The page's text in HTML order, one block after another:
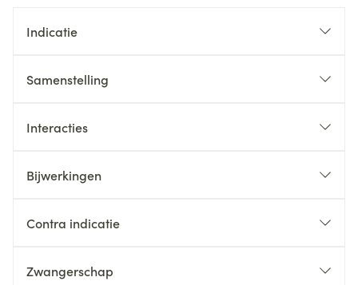
Indicatie
Samenstelling
Interacties
Bijwerkingen
Contra indicatie
Zwangerschap